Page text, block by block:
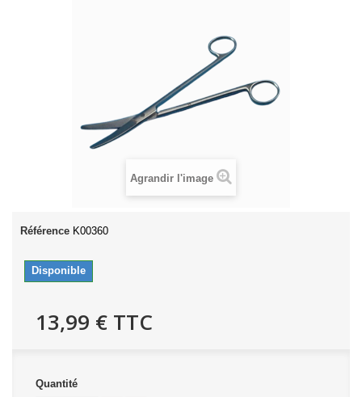
Agrandir l'image
Référence K00360
Disponible
13,99 € TTC
Quantité